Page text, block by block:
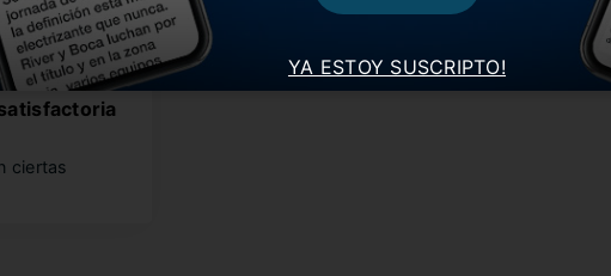
ciertas
YA ESTOY SUSCRIPTO!